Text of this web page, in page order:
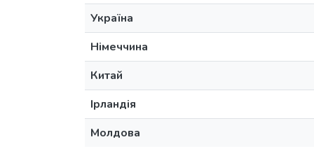
Україна
Німеччина
Китай
Ірландія
Молдова